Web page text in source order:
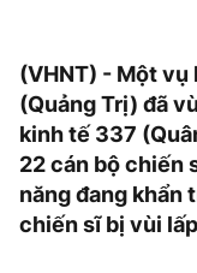
(VHNT) - Một vụ
(Quảng Trị) đã
kinh tế 337
22 cán bộ chiến
năng đang khẩn
chiến sĩ bị vùi